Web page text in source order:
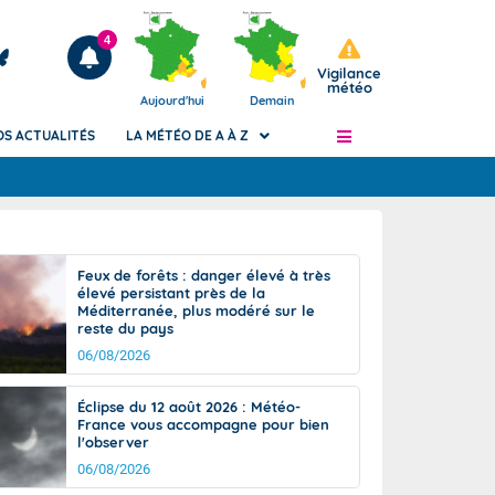
Articles
4
Aujourd'hui Demain
Vigilance
météo
de
Phénomènes dangereux de J+2 à J+7
Avertissement pluies intenses à l'échelle
des communes (Apic)
Bulletins Marine
d'avalanche
Météo des forêts
Vigicrues
ACTUALITÉS LA MÉTÉO DE A À Z
Feux de forêts : danger élevé à très
élevé persistant près de la
Méditerranée, plus modéré sur le
reste du pays
06/08/2026
Éclipse du 12 août 2026 : Météo-
France vous accompagne pour bien
l'observer
06/08/2026